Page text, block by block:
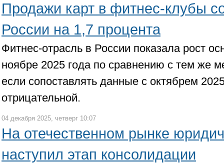
Продажи карт в фитнес-клубы
России на 1,7 процента
Фитнес-отрасль в России показала рост
ноябре 2025 года по сравнению с тем же
если сопоставлять данные с октябрем
отрицательной.
04 декабря 2025, четверг 10:07
На отечественном рынке
наступил этап консолидации